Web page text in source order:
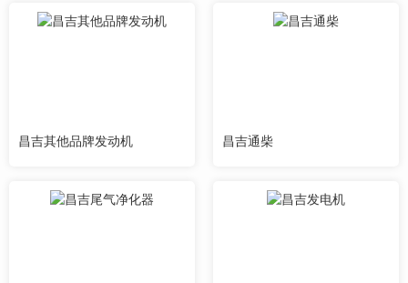
昌吉其他品牌发动机 昌吉通柴